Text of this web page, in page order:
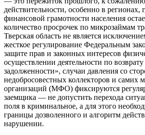
действительности, особенно в регионах,
финансовой грамотности населения
количество просрочек по микрозаймам
Тверская область не является
жесткое регулирование Федеральным
защите прав и законных интересов
осуществлении деятельности по
задолженности», случаи давления со
недобросовестных коллекторов и самих
организаций (МФО) фиксируются
заемщика — не допустить перехода
поля в криминальное, а для этого
границы дозволенного и алгоритм
нарушении.